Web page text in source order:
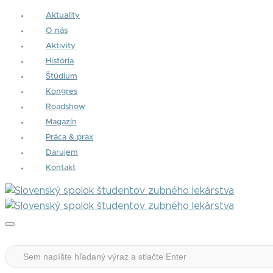
Aktuality
O nás
Aktivity
História
Štúdium
Kongres
Roadshow
Magazín
Práca & prax
Darujem
Kontakt